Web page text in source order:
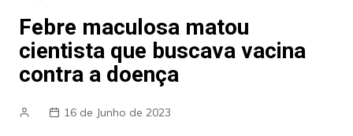
Febre maculosa matou
cientista que buscava vacina
contra a doença
16 de Junho de 2023